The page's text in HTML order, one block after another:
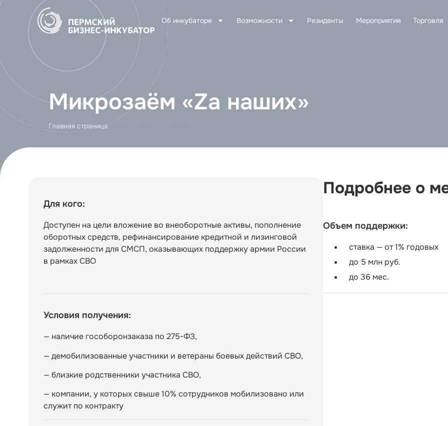
Об инкубаторе Возможности Резиденты Мероприятия Торговля
Микрозаём «Za наших»
Главная страница
Для кого:
Доступен на цели вложение во внеоборотные активы, пополнение
оборотных средств, рефинансирование кредитной и лизинговой
задолженности для СМСП, оказывающих поддержку армии России
в рамках СВО
Условия получения:
— наличие гособоронзаказа по 275-ФЗ,
— демобилизованные участники и ветераны боевых действий СВО,
— близкие родственники участника СВО,
— компании, у которых свыше 10% сотрудников мобилизовано или
служит по контракту
Подробнее о
Объем поддержки:
ставка — от 1% годовых
до 5 млн руб.
до 36 мес.